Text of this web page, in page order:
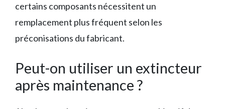
certains composants nécessitent un
remplacement plus fréquent selon les
préconisations du fabricant.
Peut-on utiliser un extincteur
après maintenance ?